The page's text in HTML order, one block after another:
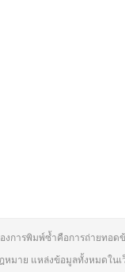
การพิมพ์ซ้ำคือการถ่ายทอ
าย แหล่งข้อมูลทั้งหมดใน